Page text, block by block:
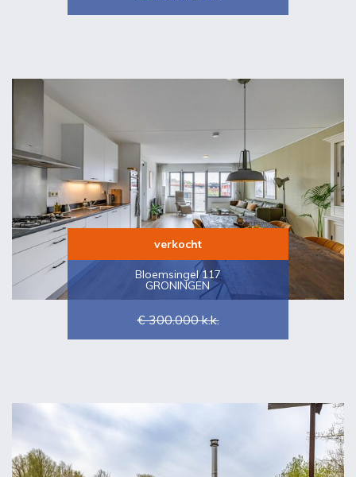
verkocht
Bloemsingel 117
GRONINGEN
€ 300.000k.k.